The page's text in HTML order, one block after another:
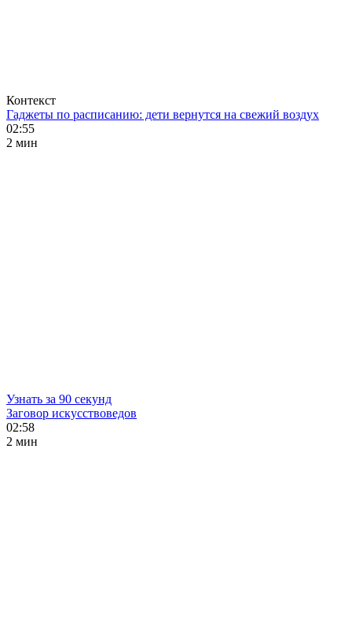
Контекст
Гаджеты по расписанию: дети вернутся на свежий воздух
02:55
2 мин
Узнать за 90 секунд
Заговор искусствоведов
02:58
2 мин